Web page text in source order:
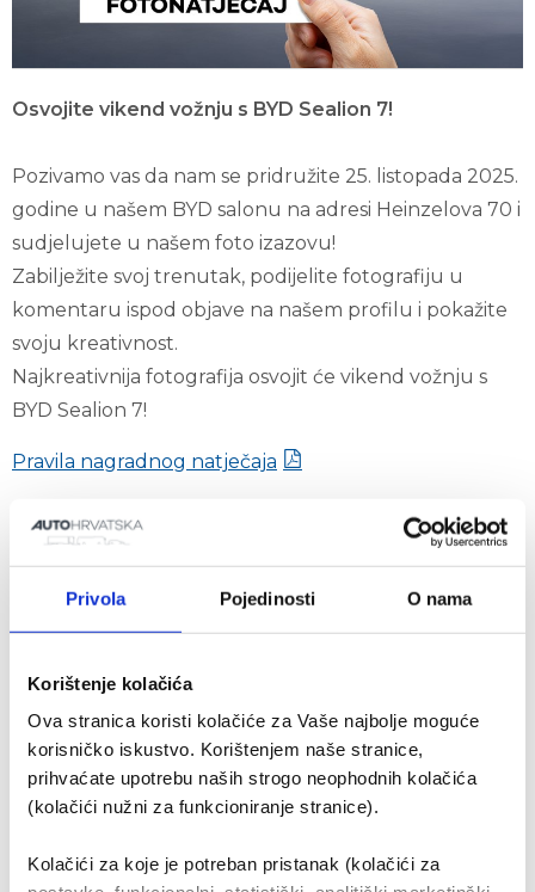
Privola Pojedinosti O nama
Korištenje kolačića
Ova stranica koristi kolačiće za Vaše najbolje moguće
korisničko iskustvo. Korištenjem naše stranice,
prihvaćate upotrebu naših strogo neophodnih kolačića
(kolačići nužni za funkcioniranje stranice).
Kolačići za koje je potreban pristanak (kolačići za
Osvojite vikend vožnju s BYD Sealion 7!
Pozivamo vas da nam se pridružite 25. listopada 2025.
godine u našem BYD salonu na adresi Heinzelova 70 i
sudjelujete u našem foto izazovu!
Zabilježite svoj trenutak, podijelite fotografiju u
komentaru ispod objave na našem profilu i pokažite
svoju kreativnost.
Najkreativnija fotografija osvojit će vikend vožnju s
BYD Sealion 7!
Pravila nagradnog natječaja
Sretno!
Korisni linkovi